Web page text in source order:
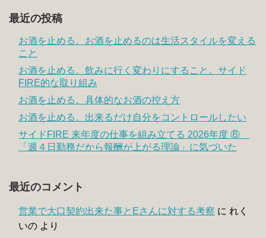
最近の投稿
お酒を止める。お酒を止めるのは生活スタイルを変える
こと
お酒を止める。飲みに行く変わりにすること。サイド
FIRE的な取り組み
お酒を止める。具体的なお酒の控え方
お酒を止める。出来るだけ自分をコントロールしたい
サイドFIRE 来年度の仕事を組み立てる 2026年度 ⑥
「週４日勤務だから報酬が上がる理論」に気づいた
最近のコメント
営業で大口契約出来た事とEさんに対する考察 に れく
いの より